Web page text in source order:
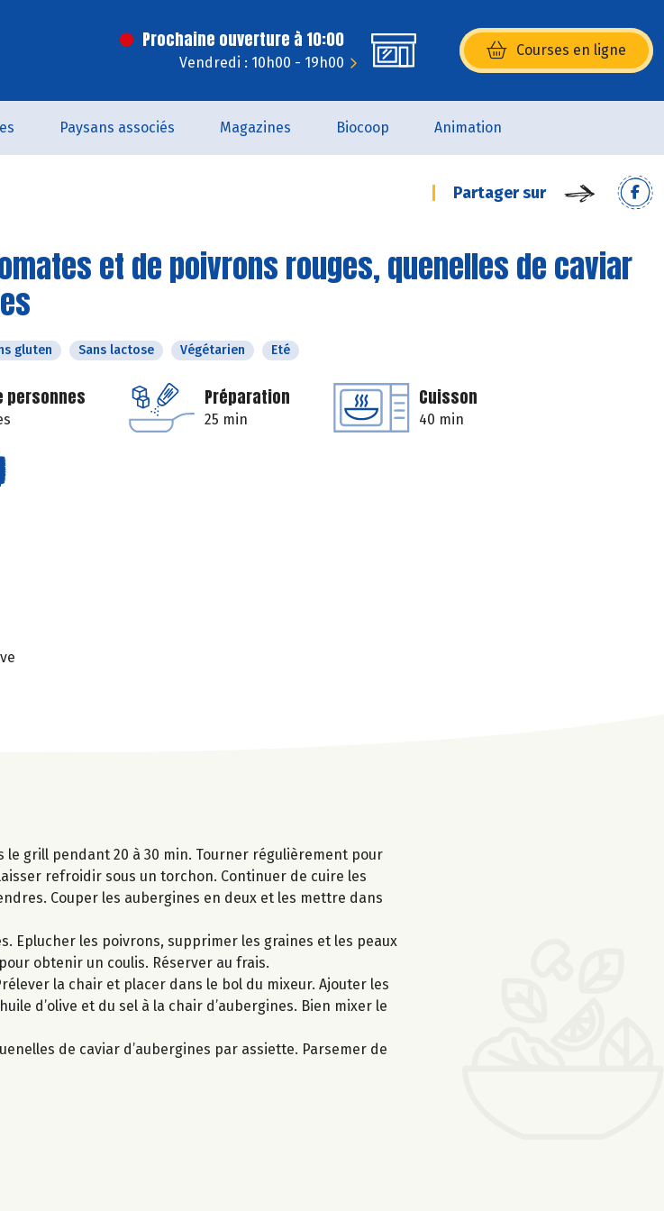
Prochaine ouverture à 10:00
Vendredi : 10h00 - 19h00
Courses en ligne
(s’ouvre dans une nouvelle
Paysans associés Magazines Biocoop Animation
Partager sur
et de poivrons rouges, quenelles de caviar
gluten Sans lactose Végétarien Eté
personnes Préparation
25 min
Cuisson
40 min
le grill pendant 20 à 30 min. Tourner régulièrement pour
refroidir sous un torchon. Continuer de cuire les
Couper les aubergines en deux et les mettre dans
Eplucher les poivrons, supprimer les graines et les peaux
obtenir un coulis. Réserver au frais.
la chair et placer dans le bol du mixeur. Ajouter les
d’olive et du sel à la chair d’aubergines. Bien mixer le
de caviar d’aubergines par assiette. Parsemer de